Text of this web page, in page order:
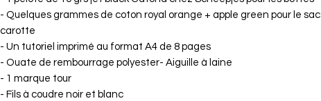
- Quelques grammes de coton royal orange + apple green pour le sac
carotte
- Un tutoriel imprimé au format A4 de 8 pages
- Ouate de rembourrage polyester- Aiguille à laine
- 1 marque tour
- Fils à coudre noir et blanc